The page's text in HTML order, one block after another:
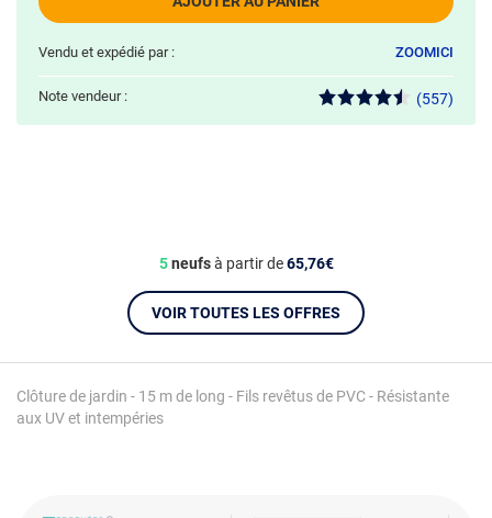
Clôture de jardin - 15 m de long - Fils revêtus de PVC - Résistante
aux UV et intempéries
Vendu et expédié par : ZOOMICI
Note vendeur : (557)
5neufsà partir de65,76€
VOIR TOUTES LES OFFRES